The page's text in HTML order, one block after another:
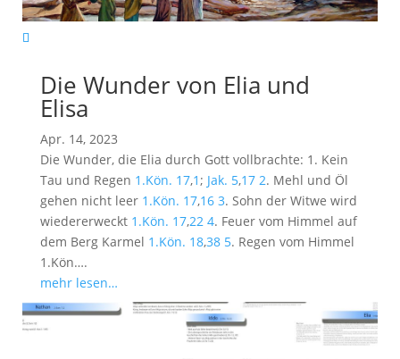
Die Wunder von Elia und
Elisa
Apr. 14, 2023
Die Wunder, die Elia durch Gott vollbrachte: 1. Kein
Tau und Regen 1.Kön. 17,1; Jak. 5,17 2. Mehl und Öl
gehen nicht leer 1.Kön. 17,16 3. Sohn der Witwe wird
wiedererweckt 1.Kön. 17,22 4. Feuer vom Himmel auf
dem Berg Karmel 1.Kön. 18,38 5. Regen vom Himmel
1.Kön….
mehr lesen…